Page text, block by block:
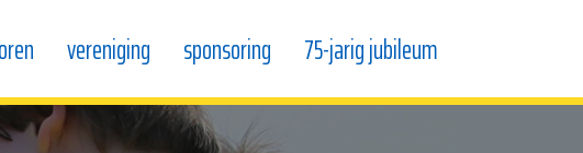
vereniging sponsoring 75-jarig jubileum